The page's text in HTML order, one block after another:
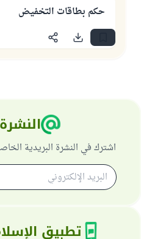
حكم بطاقات التخفيض
اشترك في النشرة البريدية
تطبيق